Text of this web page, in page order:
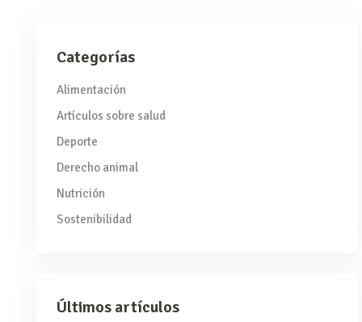
Categorías
Alimentación
Artículos sobre salud
Deporte
Derecho animal
Nutrición
Sostenibilidad
Últimos artículos